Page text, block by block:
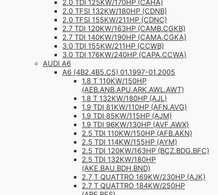
2.0 TDI 125KW/170HP (CAHA)
2.0 TFSI 132KW/180HP (CDNB)
2.0 TFSI 155KW/211HP (CDNC)
2.7 TDI 120KW/163HP (CAMB.CGKB)
2.7 TDI 140KW/190HP (CAMA.CGKA)
3.0 TDI 155KW/211HP (CCWB)
3.0 TDI 176KW/240HP (CAPA.CCWA)
AUDI A6
A6 (4B2.4B5.C5) 01.1997-01.2005
1.8 T 110KW/150HP
(AEB.ANB.APU.ARK.AWL.AWT)
1.8 T 132KW/180HP (AJL)
1.9 TDI 81KW/110HP (AFN.AVG)
1.9 TDI 85KW/115HP (AJM)
1.9 TDI 96KW/130HP (AVF.AWX)
2.5 TDI 110KW/150HP (AFB.AKN)
2.5 TDI 114KW/155HP (AYM)
2.5 TDI 120KW/163HP (BCZ.BDG.BFC)
2.5 TDI 132KW/180HP
(AKE.BAU.BDH.BND)
2.7 T QUATTRO 169KW/230HP (AJK)
2.7 T QUATTRO 184KW/250HP